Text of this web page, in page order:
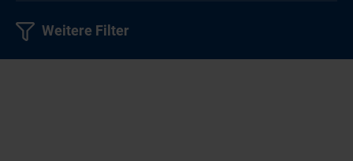
Weitere Filter